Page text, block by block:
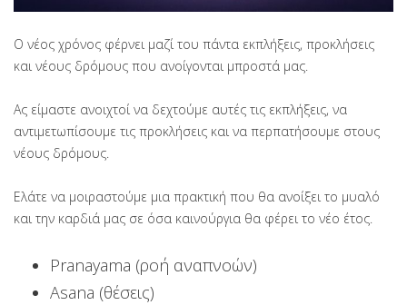
Ο νέος χρόνος φέρνει μαζί του πάντα εκπλήξεις, προκλήσεις
και νέους δρόμους που ανοίγονται μπροστά μας.
Ας είμαστε ανοιχτοί να δεχτούμε αυτές τις εκπλήξεις, να
αντιμετωπίσουμε τις προκλήσεις και να περπατήσουμε στους
νέους δρόμους.
Eλάτε να μοιραστούμε μια πρακτική που θα ανοίξει το μυαλό
και την καρδιά μας σε όσα καινούργια θα φέρει το νέο έτος.
Pranayama (ροή αναπνοών)
Asana (θέσεις)